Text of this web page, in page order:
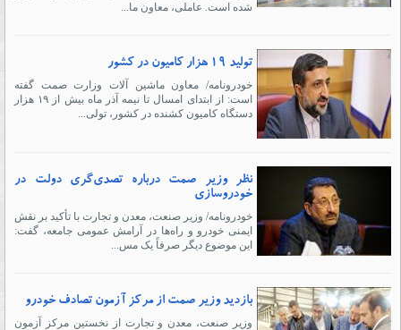
شده است. عاملی، معاون ما...
تولید ۱۹ هزار کامیون در کشور
خودرونامه/ معاون ماشین آلات وزارت صمت گفته
است: از ابتدای امسال تا نیمه آذر ماه بیش از ۱۹ هزار
دستگاه کامیون کشنده در کشور، تولی...
نظر وزیر صمت درباره تصدی‌گری دولت در
خودروسازی
خودرونامه/ وزیر صنعت، معدن و تجارت با تأکید بر نقش
ایمنی خودرو و راه‌ها در آرامش عمومی جامعه، گفت:
این موضوع دیگر صرفاً یک مس...
بازدید وزیر صمت از مرکز آزمون تصادف خودرو
وزیر صنعت، معدن و تجارت از نخستین مرکز آزمون